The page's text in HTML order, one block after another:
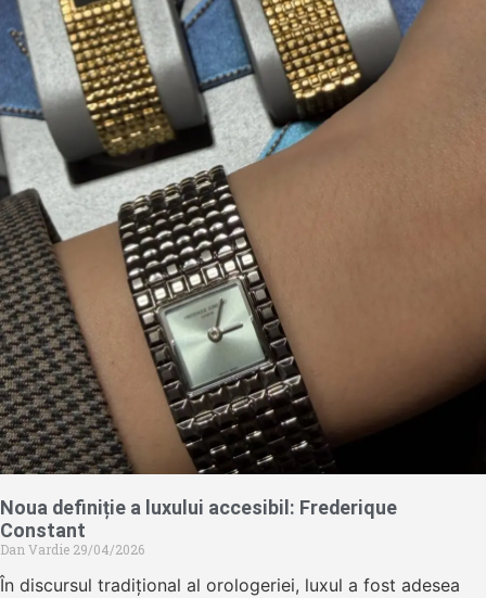
Noua definiție a luxului accesibil: Frederique
Constant
Dan Vardie 29/04/2026
În discursul tradițional al orologeriei, luxul a fost adesea